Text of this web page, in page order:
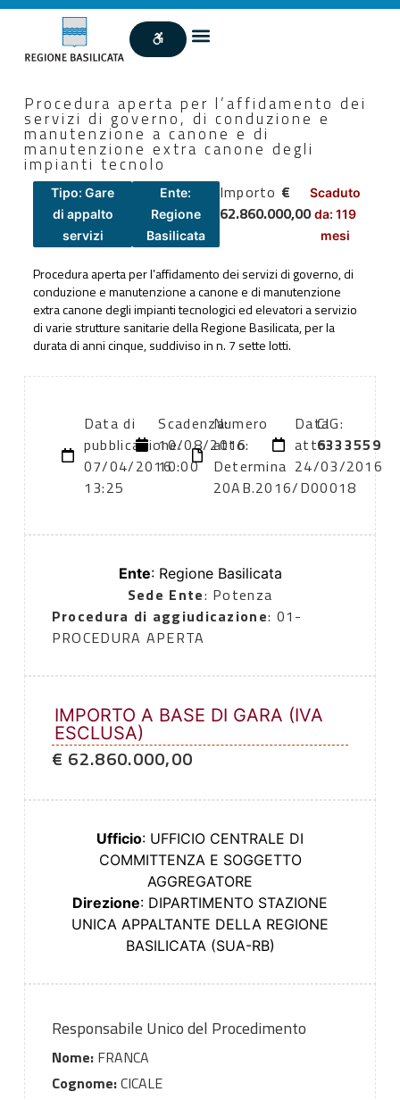
Procedura aperta per l’affidamento dei
servizi di governo, di conduzione e
manutenzione a canone e di
manutenzione extra canone degli
impianti tecnolo
Tipo: Gare
di appalto
servizi
Ente:
Regione
Basilicata
Importo €
62.860.000,00
Scaduto
da: 119
mesi
Procedura aperta per l’affidamento dei servizi di governo, di
conduzione e manutenzione a canone e di manutenzione
extra canone degli impianti tecnologici ed elevatori a servizio
di varie strutture sanitarie della Regione Basilicata, per la
durata di anni cinque, suddiviso in n. 7 sette lotti.
Data di
pubblicazione:
07/04/2016
13:25
Scadenza:
10/08/2016
10:00
Numero
atto:
Determina
20AB.2016/D00018
Data
atto:
24/03/2016
CIG:
6333559
Ente: Regione Basilicata
Sede Ente: Potenza
Procedura di aggiudicazione: 01-
PROCEDURA APERTA
IMPORTO A BASE DI GARA (IVA
ESCLUSA)
€ 62.860.000,00
Ufficio: UFFICIO CENTRALE DI
COMMITTENZA E SOGGETTO
AGGREGATORE
Direzione: DIPARTIMENTO STAZIONE
UNICA APPALTANTE DELLA REGIONE
BASILICATA (SUA-RB)
Responsabile Unico del Procedimento
Nome:FRANCA
Cognome:CICALE